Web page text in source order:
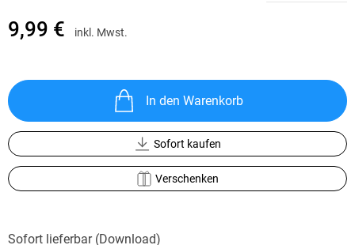
9,99 € inkl. Mwst.
In den Warenkorb
Sofort kaufen
Verschenken
Sofort lieferbar (Download)